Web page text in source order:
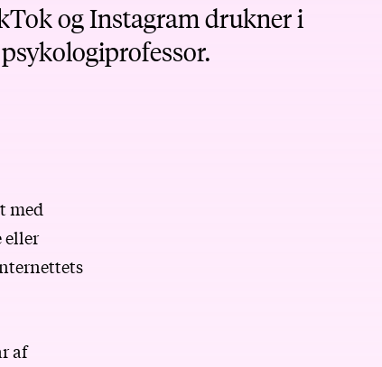
og Instagram drukner i
med
eller
af